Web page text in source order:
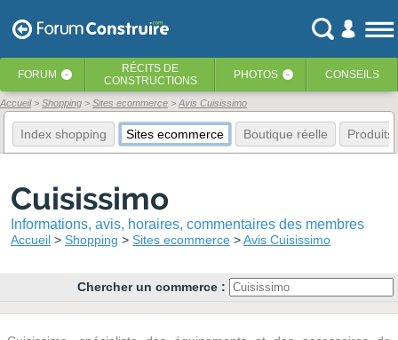
FORUM ‹ RÉCITS DE
CONSTRUCTIONS
PHOTOS ‹ CONSEILS
Accueil Shopping Sites ecommerce Avis Cuisissimo
Index shopping Sites ecommerce Boutique réelle Produits
Cuisissimo
Informations, avis, horaires, commentaires des membres
Accueil Shopping Sites ecommerce Avis Cuisissimo
Chercher un commerce :